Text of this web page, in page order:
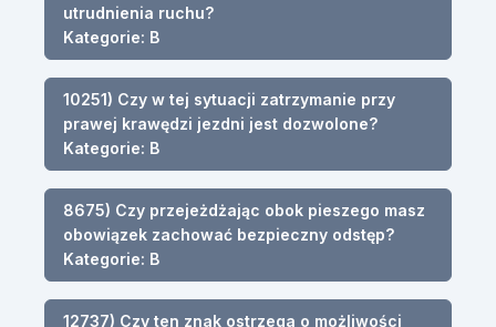
utrudnienia ruchu?
Kategorie: B
10251) Czy w tej sytuacji zatrzymanie przy
prawej krawędzi jezdni jest dozwolone?
Kategorie: B
8675) Czy przejeżdżając obok pieszego masz
obowiązek zachować bezpieczny odstęp?
Kategorie: B
12737) Czy ten znak ostrzega o możliwości